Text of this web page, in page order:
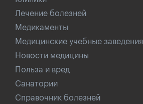
Лечение болезней
Медикаменты
Медицинские учебные заведения
Новости медицины
Польза и вред
Санатории
Справочник болезней